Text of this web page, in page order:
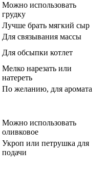
Можно использовать
грудку
Лучше брать мягкий сыр
Для связывания массы
Для обсыпки котлет
Мелко нарезать или
натереть
По желанию, для аромата
Можно использовать
оливковое
Укроп или петрушка для
подачи